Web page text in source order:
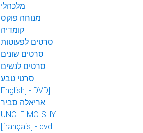
מלכהלי
מנוחה פוקס
קומדיה
סרטים לפעוטות
סרטים שונים
סרטים לנשים
סרטי טבע
English] - DVD]
אריאלה סביר
UNCLE MOISHY
[français] - dvd